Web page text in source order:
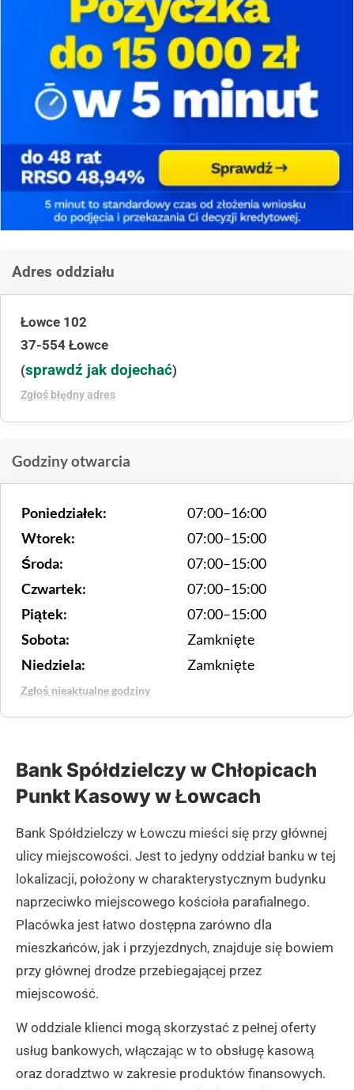
Adres oddziału
Łowce 102
37-554 Łowce
(sprawdź jak dojechać)
Zgłoś błędny adres
Godziny otwarcia
Poniedziałek:
07:00–16:00
Wtorek:
07:00–15:00
Środa:
07:00–15:00
Czwartek:
07:00–15:00
Piątek:
07:00–15:00
Sobota:
Zamknięte
Niedziela:
Zamknięte
Zgłoś nieaktualne godziny
Bank Spółdzielczy w Chłopicach
Punkt Kasowy w Łowcach
Bank Spółdzielczy w Łowczu mieści się przy głównej
ulicy miejscowości. Jest to jedyny oddział banku w tej
lokalizacji, położony w charakterystycznym budynku
naprzeciwko miejscowego kościoła parafialnego.
Placówka jest łatwo dostępna zarówno dla
mieszkańców, jak i przyjezdnych, znajduje się bowiem
przy głównej drodze przebiegającej przez
miejscowość.
W oddziale klienci mogą skorzystać z pełnej oferty
usług bankowych, włączając w to obsługę kasową
oraz doradztwo w zakresie produktów finansowych.